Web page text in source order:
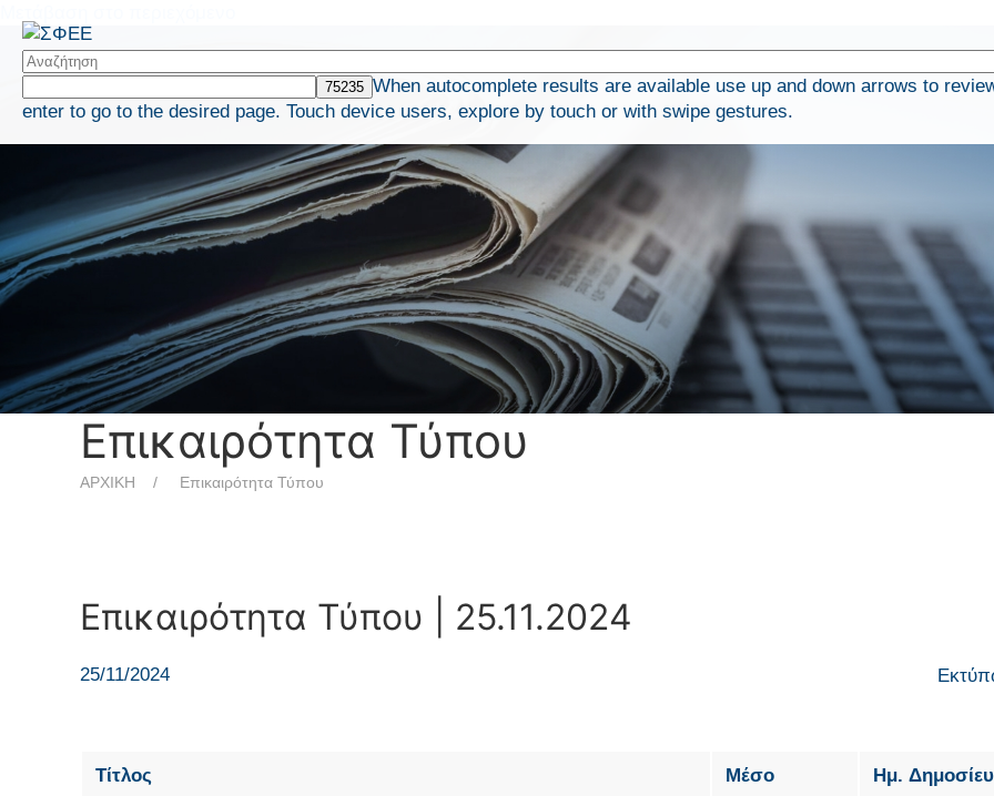
When autocomplete results are available use up and down arrows to
enter to go to the desired page. Touch device users, explore by touch or with swipe gestures.
Επικαιρότητα Τύπου
ΑΡΧΙΚΗ Επικαιρότητα Τύπου
Επικαιρότητα Τύπου | 25.11.2024
25/11/2024
Τίτλος Μέσο Ημ.